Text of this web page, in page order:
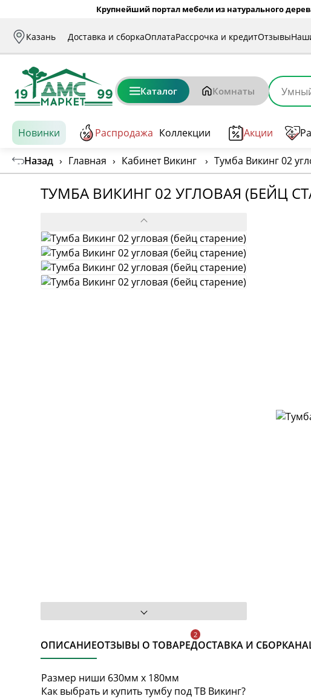
Крупнейший портал мебели из натурального
Казань Доставка и сборкаОплатаРассрочка и кредитОтзывы
Каталог Комнаты
Новинки Распродажа Коллекции Акции
Назад › Главная › Кабинет Викинг › Тумба Викинг 02
ТУМБА ВИКИНГ 02 УГЛОВАЯ (БЕЙЦ
ОПИСАНИЕОТЗЫВЫ О ТОВАРЕДОСТАВКА И СБОРКА
Размер ниши 630мм х 180мм
Как выбрать и купить тумбу под ТВ Викинг?